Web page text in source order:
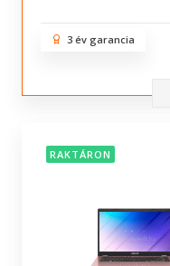
3 év garancia
RAKTÁRON